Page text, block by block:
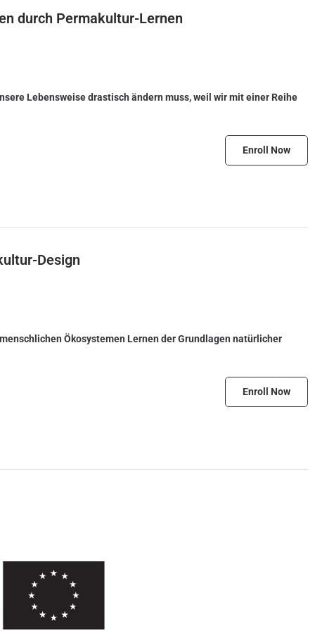
durch Permakultur-Lernen
Lebensweise drastisch ändern muss, weil wir mit einer Reihe
Enroll Now
Design
Ökosystemen Lernen der Grundlagen natürlicher
Enroll Now